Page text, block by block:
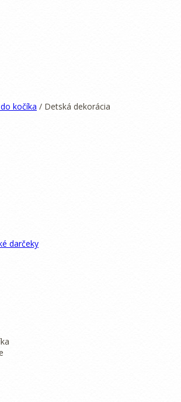
kočíka / Detská dekorácia
darčeky